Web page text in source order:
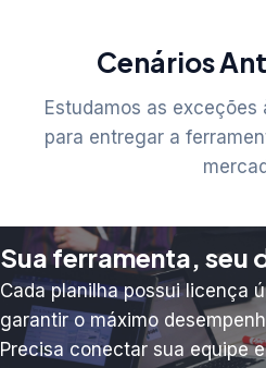
Cenários
Estudamos as
para entregar a
Sua ferramenta, seu
Cada planilha possui licença
garantir o máximo
Precisa conectar sua equipe